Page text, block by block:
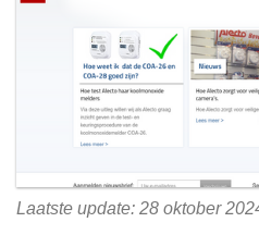
Laatste update: 28 oktober